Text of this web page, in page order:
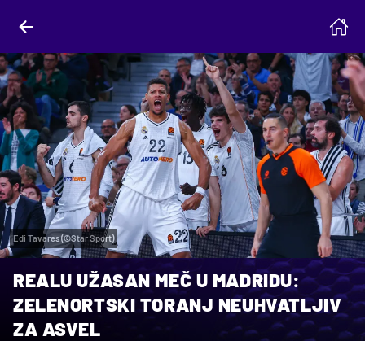
Edi Tavares (©Star Sport)
REALU UŽASAN MEČ U MADRIDU:
ZELENORTSKI TORANJ NEUHVATLJIV
ZA ASVEL